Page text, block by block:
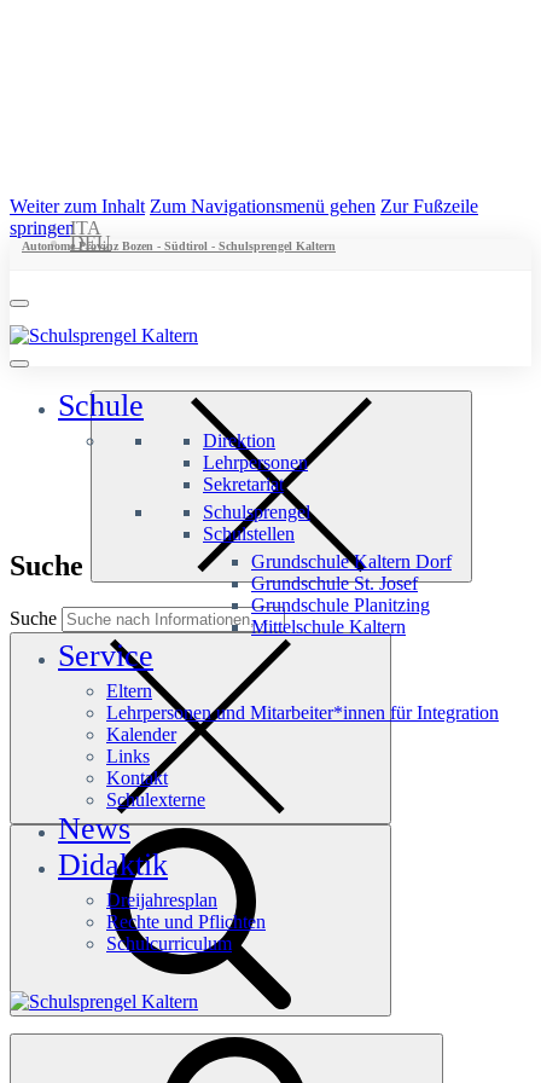
Weiter zum Inhalt Zum Navigationsmenü gehen Zur Fußzeile
springen
Autonome Provinz Bozen - Südtirol - Schulsprengel Kaltern
ITA
DEU
Schule
Direktion
Lehrpersonen
Sekretariat
Schulsprengel
Schulstellen
Grundschule Kaltern Dorf
Grundschule St. Josef
Grundschule Planitzing
Mittelschule Kaltern
Service
Eltern
Lehrpersonen und Mitarbeiter*innen für Integration
Kalender
Links
Kontakt
Schulexterne
News
Didaktik
Dreijahresplan
Rechte und Pflichten
Schulcurriculum
Suche
Suche
Häufige Suchanfragen